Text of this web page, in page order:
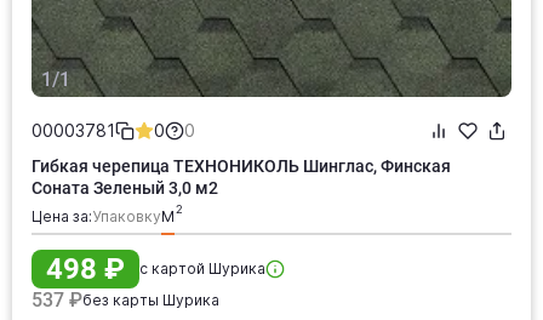
1/1
00003781 0 0
Гибкая черепица ТЕХНОНИКОЛЬ Шинглас, Финская
Соната Зеленый 3,0 м2
Цена за: упаковкум
498 ₽ с картой Шурика
537 ₽без карты Шурика